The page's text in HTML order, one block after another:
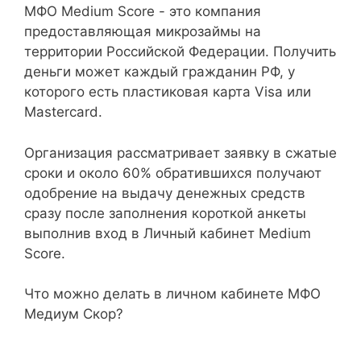
МФО Medium Score - это компания
предоставляющая микрозаймы на
территории Российской Федерации. Получить
деньги может каждый гражданин РФ, у
которого есть пластиковая карта Visa или
Mastercard.
Организация рассматривает заявку в сжатые
сроки и около 60% обратившихся получают
одобрение на выдачу денежных средств
сразу после заполнения короткой анкеты
выполнив вход в Личный кабинет Medium
Score.
Что можно делать в личном кабинете МФО
Медиум Скор?